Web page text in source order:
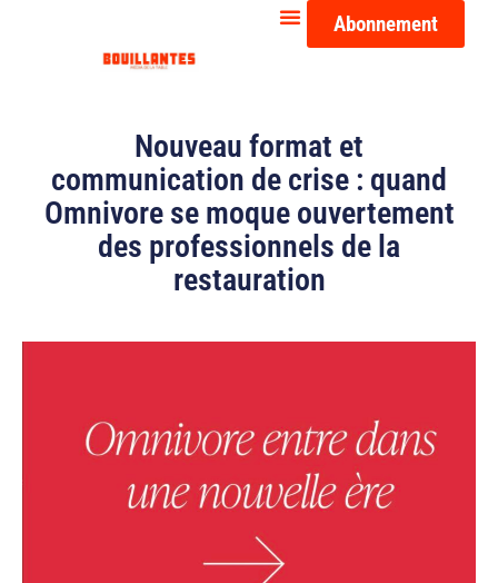
Abonnement
Nouveau format et
communication de crise : quand
Omnivore se moque ouvertement
des professionnels de la
restauration